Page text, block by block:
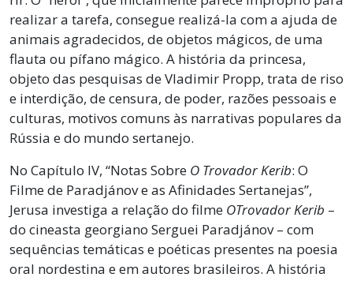
realizar a tarefa, consegue realizá-la com a ajuda de
animais agradecidos, de objetos mágicos, de uma
flauta ou pífano mágico. A história da princesa,
objeto das pesquisas de Vladimir Propp, trata de riso
e interdição, de censura, de poder, razões pessoais e
culturas, motivos comuns às narrativas populares da
Rússia e do mundo sertanejo.
No Capítulo IV, “Notas Sobre O Trovador Kerib: O
Filme de Paradjánov e as Afinidades Sertanejas”,
Jerusa investiga a relação do filme OTrovador Kerib –
do cineasta georgiano Serguei Paradjánov – com
sequências temáticas e poéticas presentes na poesia
oral nordestina e em autores brasileiros. A história